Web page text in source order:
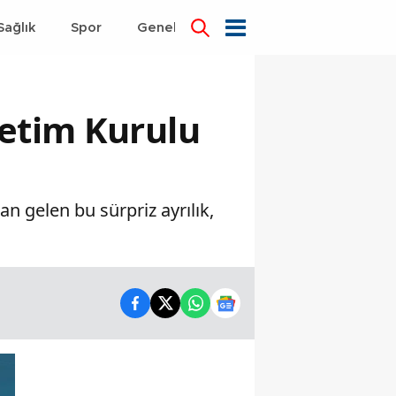
Spor Genel Dünya
Kurulu
gelen bu sürpriz ayrılık,